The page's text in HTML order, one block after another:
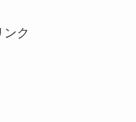
ンク